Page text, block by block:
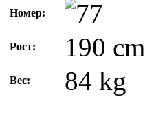
Номер:
Рост: 190 cm
Вес: 84 kg